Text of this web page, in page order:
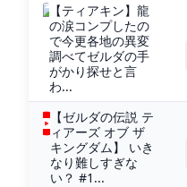
【ティアキン】龍
の涙コンプしたの
で今更各地の異変
調べてゼルダの手
がかり探せと言
わ...
【ゼルダの伝説 テ
ィアーズ オブ ザ
キングダム】 いき
なり難しすぎな
い？ #1...